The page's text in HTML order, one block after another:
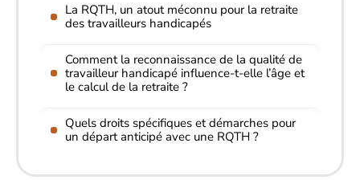
La RQTH, un atout méconnu pour la retraite
des travailleurs handicapés
Comment la reconnaissance de la qualité de
travailleur handicapé influence-t-elle l’âge et
le calcul de la retraite ?
Quels droits spécifiques et démarches pour
un départ anticipé avec une RQTH ?